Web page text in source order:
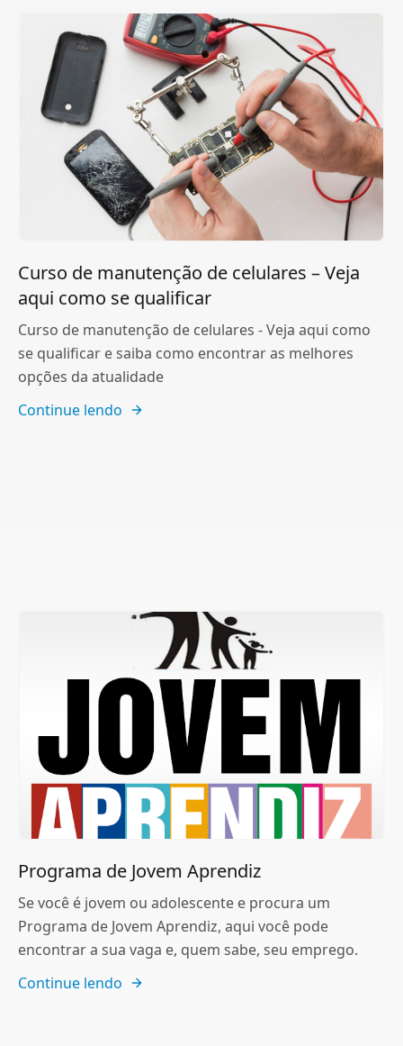
Curso de manutenção de celulares – Veja
aqui como se qualificar
Curso de manutenção de celulares - Veja aqui como
se qualificar e saiba como encontrar as melhores
opções da atualidade
Continue lendo
Programa de Jovem Aprendiz
Se você é jovem ou adolescente e procura um
Programa de Jovem Aprendiz, aqui você pode
encontrar a sua vaga e, quem sabe, seu emprego.
Continue lendo